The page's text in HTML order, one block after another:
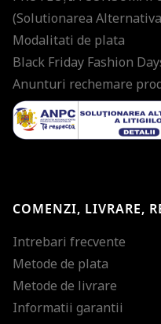
(Solutionarea
Modalitati de plata
Black Friday Fashion
Anunturi rechemare
COMENZI, LIVRARE,
Intrebari frecvente
Metode de plata
Metode de livrare
Informatii garantii